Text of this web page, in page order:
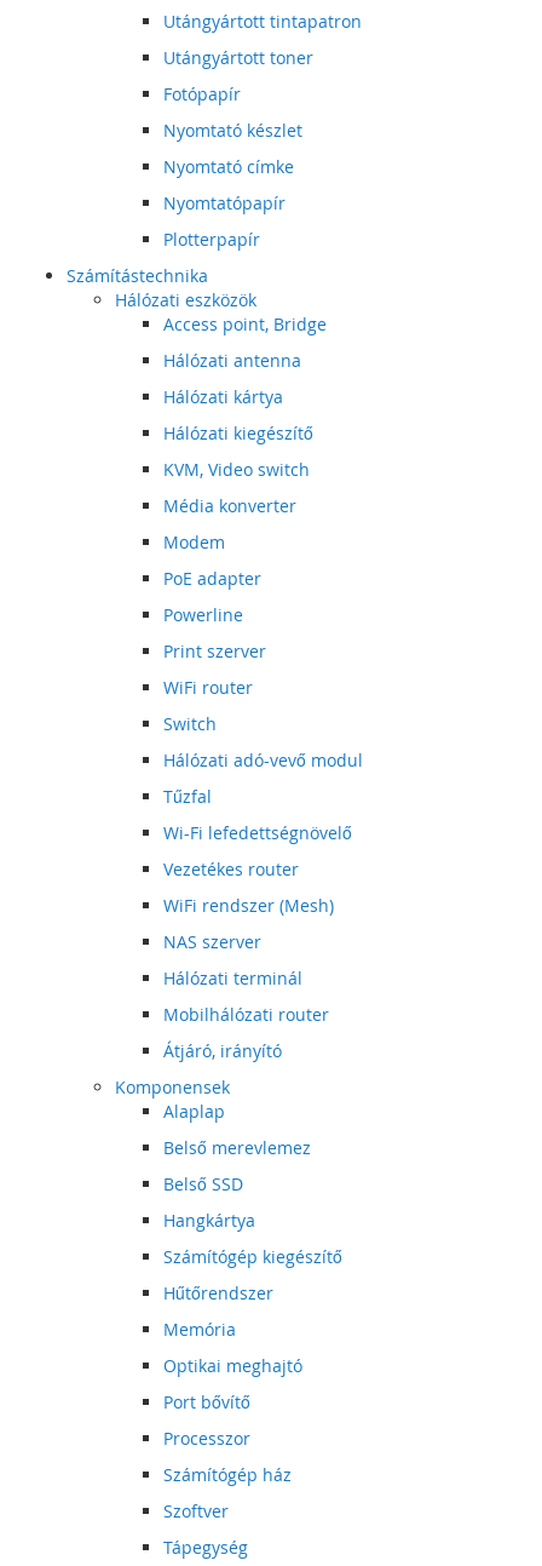
Utángyártott tintapatron
Utángyártott toner
Fotópapír
Nyomtató készlet
Nyomtató címke
Nyomtatópapír
Plotterpapír
Számítástechnika
Hálózati eszközök
Access point, Bridge
Hálózati antenna
Hálózati kártya
Hálózati kiegészítő
KVM, Video switch
Média konverter
Modem
PoE adapter
Powerline
Print szerver
WiFi router
Switch
Hálózati adó-vevő modul
Tűzfal
Wi-Fi lefedettségnövelő
Vezetékes router
WiFi rendszer (Mesh)
NAS szerver
Hálózati terminál
Mobilhálózati router
Átjáró, irányító
Komponensek
Alaplap
Belső merevlemez
Belső SSD
Hangkártya
Számítógép kiegészítő
Hűtőrendszer
Memória
Optikai meghajtó
Port bővítő
Processzor
Számítógép ház
Szoftver
Tápegység